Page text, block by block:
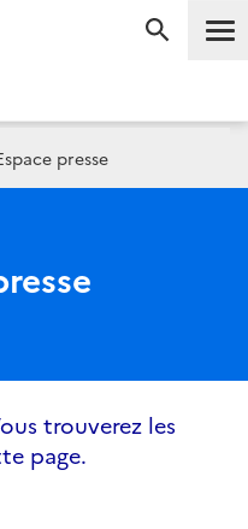
presse
trouverez les
page.